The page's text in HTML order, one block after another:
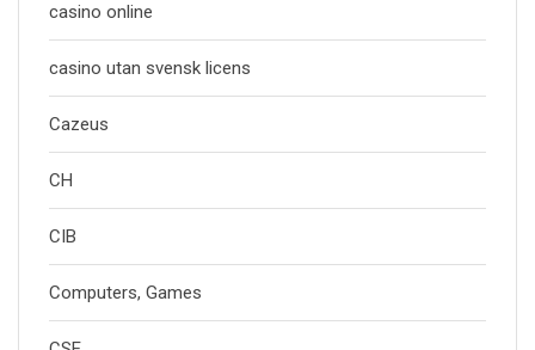
casino online
casino utan svensk licens
Cazeus
CH
CIB
Computers, Games